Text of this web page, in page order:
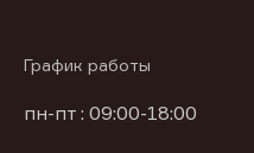
График работы
пн-пт : 09:00-18:00